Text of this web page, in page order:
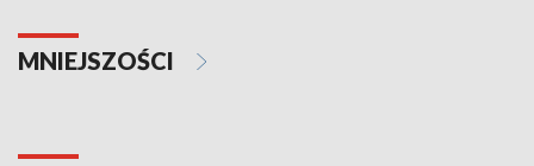
MNIEJSZOŚCI